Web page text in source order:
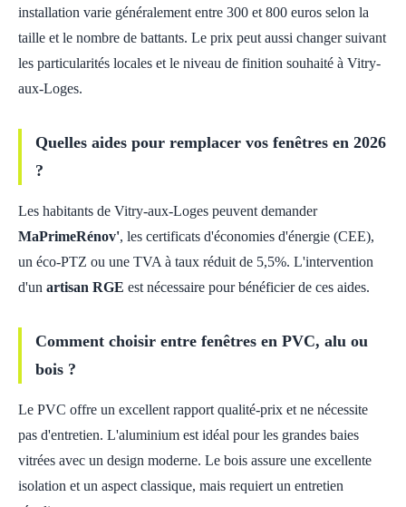
installation varie généralement entre 300 et 800 euros selon la
taille et le nombre de battants. Le prix peut aussi changer suivant
les particularités locales et le niveau de finition souhaité à Vitry-
aux-Loges.
Quelles aides pour remplacer vos fenêtres en 2026
?
Les habitants de Vitry-aux-Loges peuvent demander
MaPrimeRénov', les certificats d'économies d'énergie (CEE),
un éco-PTZ ou une TVA à taux réduit de 5,5%. L'intervention
d'un artisan RGE est nécessaire pour bénéficier de ces aides.
Comment choisir entre fenêtres en PVC, alu ou
bois ?
Le PVC offre un excellent rapport qualité-prix et ne nécessite
pas d'entretien. L'aluminium est idéal pour les grandes baies
vitrées avec un design moderne. Le bois assure une excellente
isolation et un aspect classique, mais requiert un entretien